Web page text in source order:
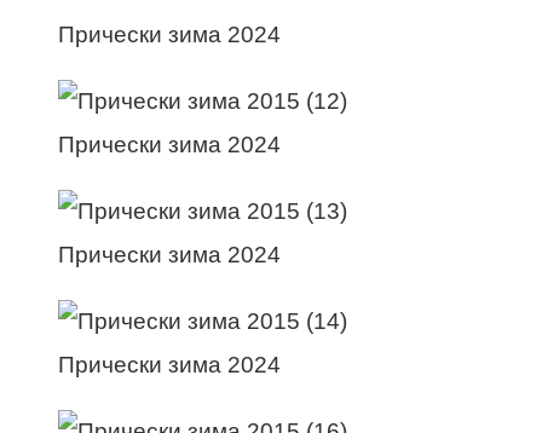
Прически зима 2024
Прически зима 2024
Прически зима 2024
Прически зима 2024